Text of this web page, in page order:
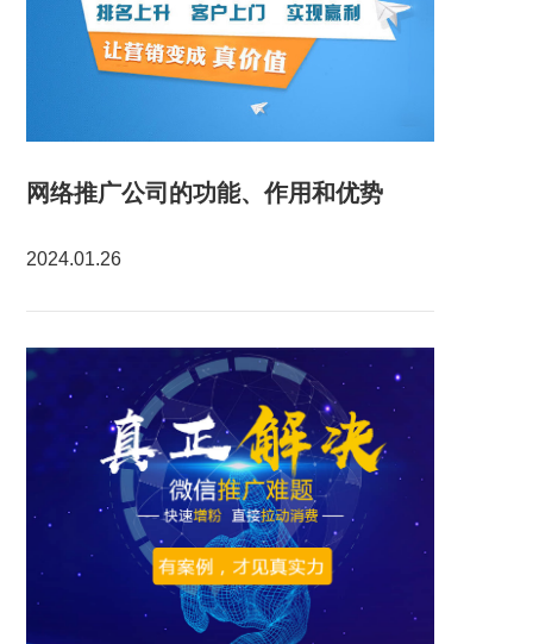
网络推广公司的功能、作用和优势
2024.01.26